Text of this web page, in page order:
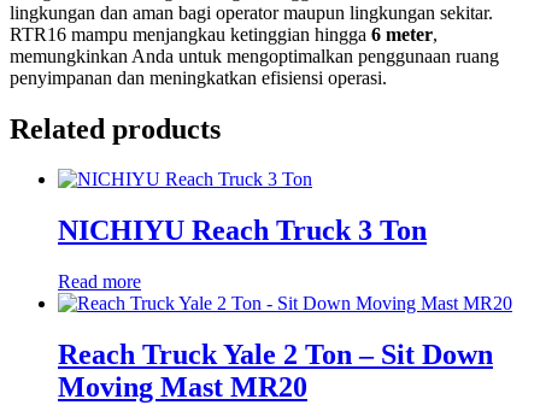
lingkungan dan aman bagi operator maupun lingkungan sekitar.
RTR16 mampu menjangkau ketinggian hingga 6 meter,
memungkinkan Anda untuk mengoptimalkan penggunaan ruang
penyimpanan dan meningkatkan efisiensi operasi.
Related products
NICHIYU Reach Truck 3 Ton
Read more
Reach Truck Yale 2 Ton – Sit Down
Moving Mast MR20